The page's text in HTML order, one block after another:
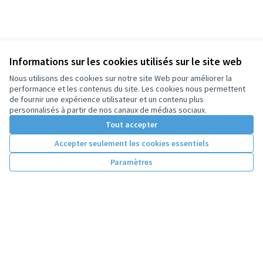
Informations sur les cookies utilisés sur le site web
Nous utilisons des cookies sur notre site Web pour améliorer la
performance et les contenus du site. Les cookies nous permettent
de fournir une expérience utilisateur et un contenu plus
personnalisés à partir de nos canaux de médias sociaux.
Tout accepter
Accepter seulement les cookies essentiels
Paramètres